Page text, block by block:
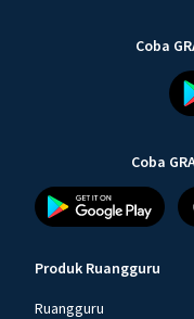
Coba
Coba
Produk Ruangguru
Ruangguru